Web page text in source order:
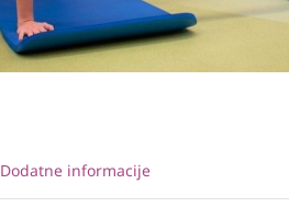
Dodatne informacije